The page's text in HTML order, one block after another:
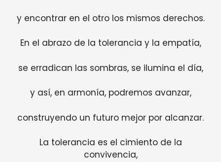
y encontrar en el otro los mismos derechos.
En el abrazo de la tolerancia y la empatía,
se erradican las sombras, se ilumina el día,
y así, en armonía, podremos avanzar,
construyendo un futuro mejor por alcanzar.
La tolerancia es el cimiento de la
convivencia,